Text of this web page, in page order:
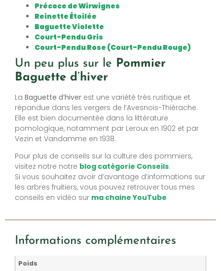
Précoce de Wirwignes
Reinette Étoilée
Baguette Violette
Court-Pendu Gris
Court-Pendu Rose (Court-Pendu Rouge)
Un peu plus sur le Pommier
Baguette d’hiver
La Baguette d’hiver est une variété très rustique et
répandue dans les vergers de l’Avesnois-Thiérache.
Elle est bien documentée dans la littérature
pomologique, notamment par Leroux en 1902 et par
Vezin et Vandamme en 1938.
Pour plus de conseils sur la culture des pommiers,
visitez notre notre blog catégorie Conseils.
Si vous souhaitez avoir d’avantage d’informations sur
les arbres fruitiers, vous pouvez retrouver tous mes
conseils en vidéo sur ma chaine YouTube
Informations complémentaires
Poids